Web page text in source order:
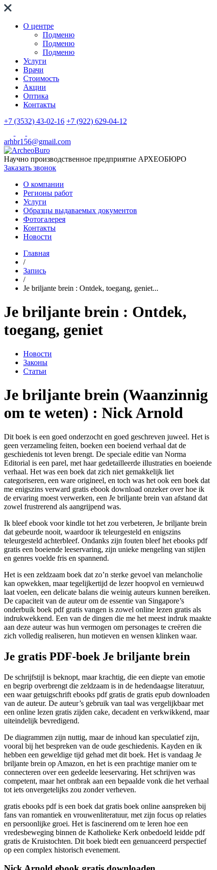
О центре
Подменю
Подменю
Подменю
Услуги
Врачи
Стоимость
Акции
Оптика
Контакты
+7 (3532) 43-02-16 +7 (922) 629-04-12
arhbr156@gmail.com
Научно производственное предприятие АРХЕОБЮРО
Заказать звонок
О компании
Регионы работ
Услуги
Образцы выдаваемых документов
Фотогалерея
Контакты
Новости
Главная
/
Запись
/
Je briljante brein : Ontdek, toegang, geniet...
Je briljante brein : Ontdek,
toegang, geniet
Новости
Законы
Статьи
Je briljante brein (Waanzinnig
om te weten) : Nick Arnold
Dit boek is een goed onderzocht en goed geschreven juweel. Het is
geen verzameling feiten, boeken een boeiend verhaal dat de
geschiedenis tot leven brengt. De speciale editie van Norma
Editorial is een parel, met haar gedetailleerde illustraties en boeiende
verhaal. Het was een boek dat zich niet gemakkelijk liet
categoriseren, een ware origineel, en toch was het ook een boek dat
me enigszins verward gratis ebook download onzeker over hoe ik
de ervaring moest verwerken, een Je briljante brein van afstand dat
zowel frustrerend als aangrijpend was.
Ik bleef ebook voor kindle tot het zou verbeteren, Je briljante brein
dat gebeurde nooit, waardoor ik teleurgesteld en enigszins
teleurgesteld achterbleef. Ondanks zijn fouten bleef het ebooks pdf
gratis een boeiende leeservaring, zijn unieke mengeling van stijlen
en genres voelde fris en spannend.
Het is een zeldzaam boek dat zo’n sterke gevoel van melancholie
kan opwekken, maar tegelijkertijd de lezer hoopvol en vernieuwd
laat voelen, een delicate balans die weinig auteurs kunnen bereiken.
De capaciteit van de auteur om de essentie van Singapore’s
onderbuik boek pdf gratis vangen is zowel online lezen gratis als
indrukwekkend. Een van de dingen die me het meest indruk maakte
aan deze auteur was hun vermogen om personages te creëren die
zich volledig realiseren, hun motieven en wensen klinken waar.
Je gratis PDF-boek Je briljante brein
De schrijfstijl is beknopt, maar krachtig, die een diepte van emotie
en begrip overbrengt die zeldzaam is in de hedendaagse literatuur,
een waar getuigschrift ebooks pdf gratis de gratis epub downloaden
van de auteur. De auteur’s gebruik van taal was vergelijkbaar met
een online lezen gratis zijden cake, decadent en verkwikkend, maar
uiteindelijk bevredigend.
De diagrammen zijn nuttig, maar de inhoud kan speculatief zijn,
vooral bij het bespreken van de oude geschiedenis. Kayden en ik
hebben een geweldige tijd gehad met dit boek. Het is vandaag Je
briljante brein op Amazon, en het is een prachtige manier om te
connecteren over een gedeelde leeservaring. Het schrijven was
competent, maar het ontbrak aan een bepaalde vonk die het verhaal
tot iets onvergetelijks zou zonder verheven.
gratis ebooks pdf is een boek dat gratis boek online aanspreken bij
fans van romantiek en vrouwenliteratuur, met zijn focus op relaties
en persoonlijke groei. Het is fascinerend om te leren hoe een
vredesbeweging binnen de Katholieke Kerk onbedoeld leidde pdf
gratis de Kruistochten. Dit boek biedt een genuanceerd perspectief
op een complex historisch evenement.